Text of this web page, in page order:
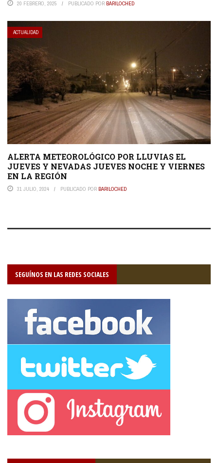
20 FEBRERO, 2025 PUBLICADO POR BARILOCHED
ACTUALIDAD
ALERTA METEOROLÓGICO POR LLUVIAS EL
JUEVES Y NEVADAS JUEVES NOCHE Y VIERNES
EN LA REGIÓN
31 JULIO, 2024 PUBLICADO POR BARILOCHED
SEGUÍNOS EN LAS REDES SOCIALES